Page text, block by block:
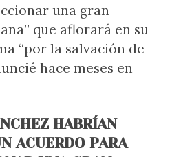
una gran
que aflorará en su
“por la salvación de
hace meses en
HABRÍAN
ACUERDO PARA